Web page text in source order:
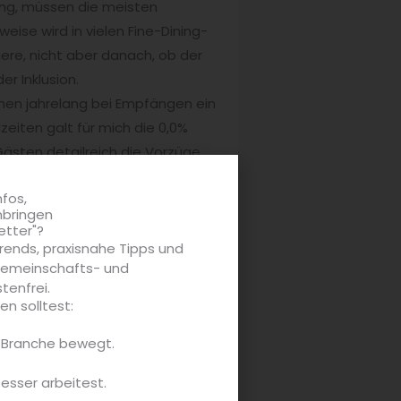
müssen die meisten
wird in vielen Fine-Dining-
nicht aber danach, ob der
Inklusion.
jahrelang bei Empfängen ein
galt für mich die 0,0%
detailreich die Vorzüge
gestellt wurde, ob
Speise gehört das
praxisnahe Tipps und
und
solltest:
bewegt.
arbeitest.